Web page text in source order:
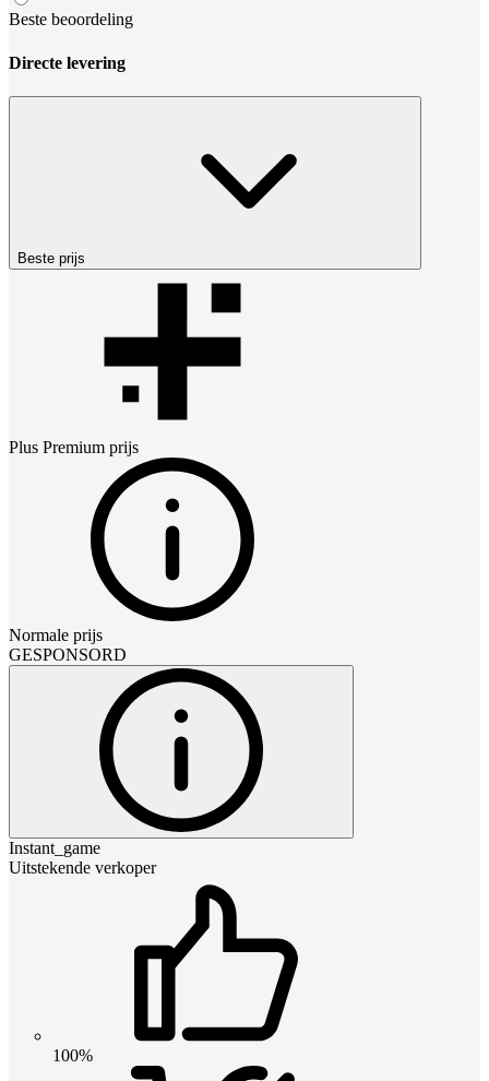
Beste beoordeling
Directe levering
Beste prijs
Plus Premium prijs
Normale prijs
GESPONSORD
Instant_game
Uitstekende verkoper
100%